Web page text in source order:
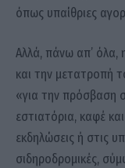
όπως υπαίθριες
Αλλά, πάνω απ’ όλα,
και την μετατροπή
«για την πρόσβαση
εστιατόρια, καφέ
εκδηλώσεις ή στις
σιδηροδρομικές,